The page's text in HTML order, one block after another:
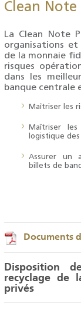
Clean Note
La Clean Note
organisations
de la monnaie
risques
dans les
banque centrale
Maîtriser les
Maîtriser
logistique
Assurer un
billets de
Documents
Disposition
recyclage de
privés